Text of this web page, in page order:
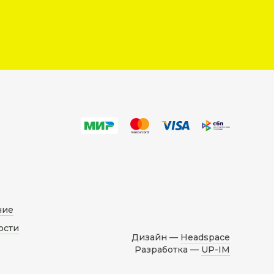
Дизайн — Headspace
Разработка — UP-IM